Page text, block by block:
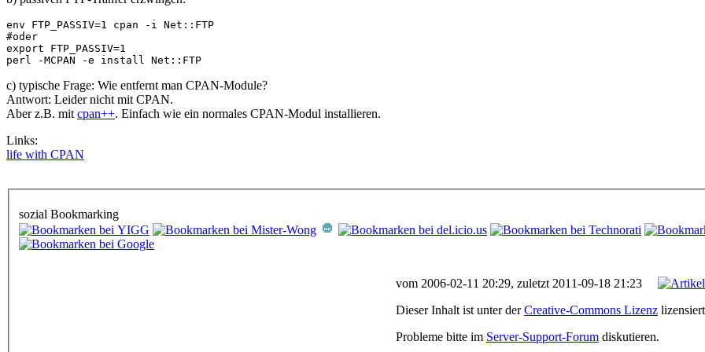
env FTP_PASSIV=1 cpan -i Net::FTP
#oder
export FTP_PASSIV=1
perl -MCPAN -e install Net::FTP
c) typische Frage: Wie entfernt man CPAN-Module?
Antwort: Leider nicht mit CPAN.
Aber z.B. mit cpan++. Einfach wie ein normales CPAN-Modul installieren.
Links:
life with CPAN
sozial Bookmarking
vom 2006-02-11 20:29, zuletzt 2011-09-18 21:23
Dieser Inhalt ist unter derCreative-Commons Lizenz
Probleme bitte im Server-Support-Forum diskutieren.